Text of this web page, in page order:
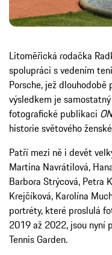
Litoměřická rodačka
spolupráci s vedením
Porsche, jež
výsledkem je
fotografické publikaci
historie světového
Patří mezi ně i devět
Martina Navrátilová,
Barbora Strýcová, Petra
Krejčíková, Karolína
portréty, které proslulá
2019 až 2022, jsou nyní
Tennis Garden.